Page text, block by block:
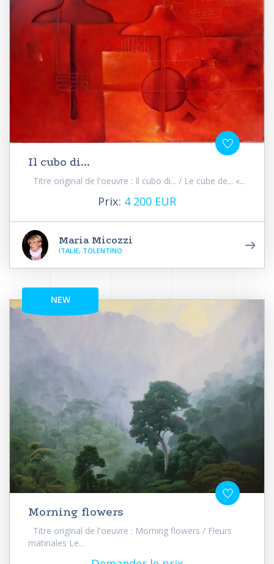
Il cubo di...
Titre original de l'oeuvre : Il cubo di... / Le cube de... «...
Prix: 4 200 EUR
Maria Micozzi
ITALIE, TOLENTINO
NEW
Morning flowers
Titre original de l'oeuvre : Morning flowers / Fleurs
matinales Le...